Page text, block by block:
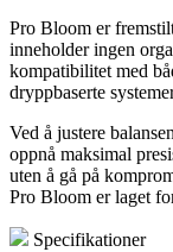
Pro Bloom er
inneholder ingen
kompatibilitet med
dryppbaserte
Ved å justere
oppnå maksimal
uten å gå på
Pro Bloom er laget
Specifikationer